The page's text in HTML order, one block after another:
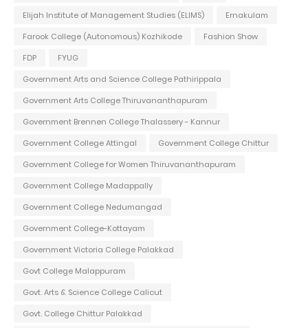
Elijah Institute of Management Studies (ELIMS)
Ernakulam
Farook College (Autonomous) Kozhikode
Fashion Show
FDP
FYUG
Government Arts and Science College Pathirippala
Government Arts College Thiruvananthapuram
Government Brennen College Thalassery - Kannur
Government College Attingal
Government College Chittur
Government College for Women Thiruvananthapuram
Government College Madappally
Government College Nedumangad
Government College-Kottayam
Government Victoria College Palakkad
Govt College Malappuram
Govt. Arts & Science College Calicut
Govt. College Chittur Palakkad